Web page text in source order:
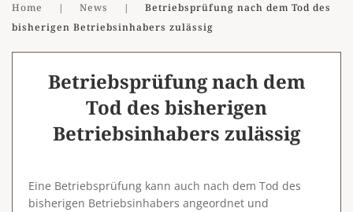
Home News
Betriebsprüfung nach dem Tod des
bisherigen Betriebsinhabers zulässig
Betriebsprüfung nach dem
Tod des bisherigen
Betriebsinhabers zulässig
Eine Betriebsprüfung kann auch nach dem Tod des
bisherigen Betriebsinhabers angeordnet und